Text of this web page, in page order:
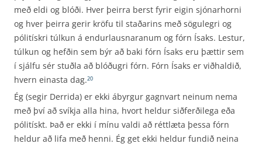
með eldi og blóði. Hver þeirra berst fyrir eigin sjónarhorni
og hver þeirra gerir kröfu til staðarins með sögulegri og
pólitískri túlkun á endurlausnaranum og fórn Ísaks. Lestur,
túlkun og hefðin sem býr að baki fórn Ísaks eru þættir sem
í sjálfu sér stuðla að blóðugri fórn. Fórn Ísaks er viðhaldið,
hvern einasta dag.20
Ég (segir Derrida) er ekki ábyrgur gagnvart neinum nema
með því að svíkja alla hina, hvort heldur siðferðilega eða
pólitískt. Það er ekki í mínu valdi að réttlæta þessa fórn
heldur að lifa með henni. Ég get ekki heldur fundið neina